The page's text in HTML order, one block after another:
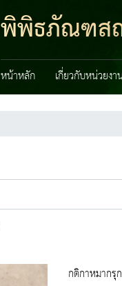
พิพิธภัณฑส
หน้าหลัก เกี่ยวกับหน่วยงา
กติกาหมากรุก